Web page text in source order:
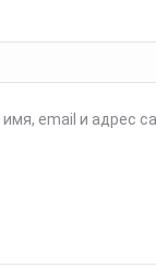
email и адрес